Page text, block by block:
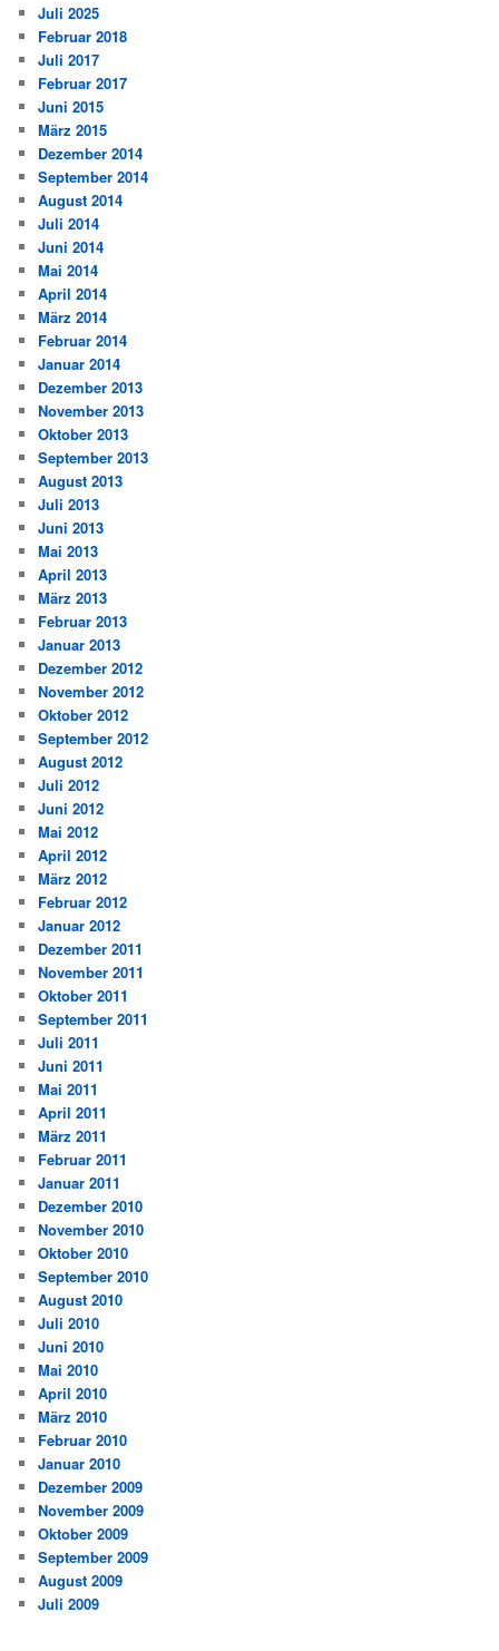
Juli 2025
Februar 2018
Juli 2017
Februar 2017
Juni 2015
März 2015
Dezember 2014
September 2014
August 2014
Juli 2014
Juni 2014
Mai 2014
April 2014
März 2014
Februar 2014
Januar 2014
Dezember 2013
November 2013
Oktober 2013
September 2013
August 2013
Juli 2013
Juni 2013
Mai 2013
April 2013
März 2013
Februar 2013
Januar 2013
Dezember 2012
November 2012
Oktober 2012
September 2012
August 2012
Juli 2012
Juni 2012
Mai 2012
April 2012
März 2012
Februar 2012
Januar 2012
Dezember 2011
November 2011
Oktober 2011
September 2011
Juli 2011
Juni 2011
Mai 2011
April 2011
März 2011
Februar 2011
Januar 2011
Dezember 2010
November 2010
Oktober 2010
September 2010
August 2010
Juli 2010
Juni 2010
Mai 2010
April 2010
März 2010
Februar 2010
Januar 2010
Dezember 2009
November 2009
Oktober 2009
September 2009
August 2009
Juli 2009